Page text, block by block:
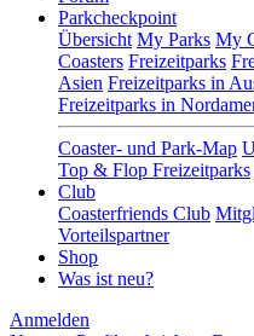
Parkcheckpoint
Übersicht My Parks My
Coasters Freizeitparks
Asien Freizeitparks in
Freizeitparks in
Coaster- und Park-Map
Top & Flop Freizeitparks
Club
Coasterfriends Club
Vorteilspartner
Shop
Was ist neu?
Anmelden